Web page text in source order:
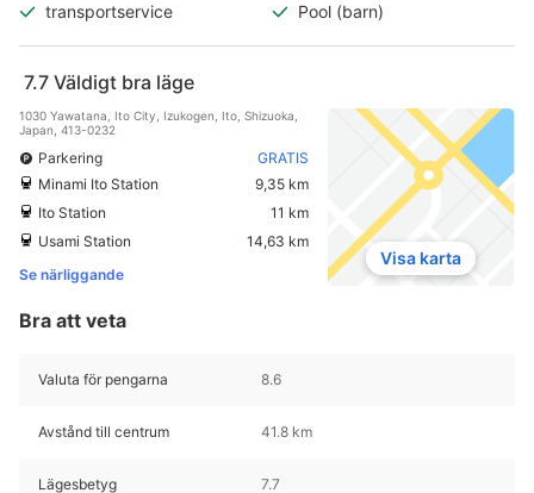
transportservice
Pool (barn)
7.7 Väldigt bra läge
1030 Yawatana, Ito City, Izukogen, Ito, Shizuoka,
Japan, 413-0232
Parkering
GRATIS
Minami Ito Station
9,35 km
Ito Station
11 km
Usami Station
14,63 km
Se närliggande
Visa karta
Bra att veta
Valuta för pengarna 8.6
Avstånd till centrum 41.8 km
Lägesbetyg 7.7